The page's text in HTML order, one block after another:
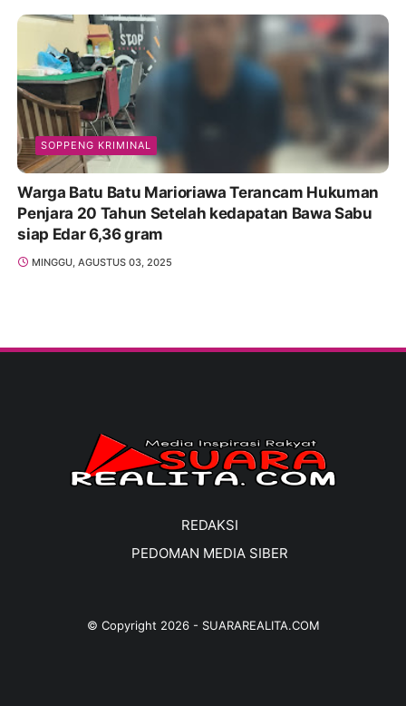
SOPPENG KRIMINAL
Warga Batu Batu Marioriawa Terancam Hukuman
Penjara 20 Tahun Setelah kedapatan Bawa Sabu
siap Edar 6,36 gram
MINGGU, AGUSTUS 03, 2025
REDAKSI
PEDOMAN MEDIA SIBER
© Copyright 2026- SUARAREALITA.COM